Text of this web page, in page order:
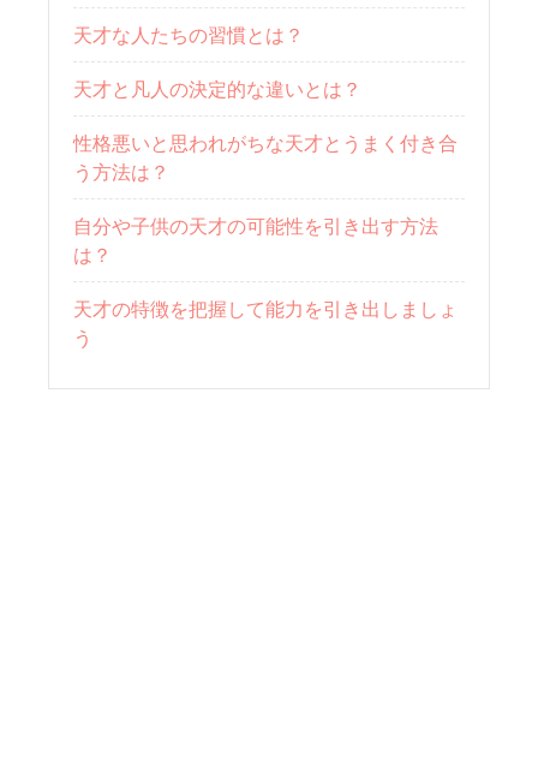
天才な人たちの習慣とは？
天才と凡人の決定的な違いとは？
性格悪いと思われがちな天才とうまく付き合
う方法は？
自分や子供の天才の可能性を引き出す方法
は？
天才の特徴を把握して能力を引き出しましょ
う